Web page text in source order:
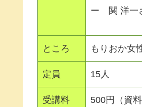
ー 関 洋一
ところ もりおか女
定員 15人
受講料 500円（資料